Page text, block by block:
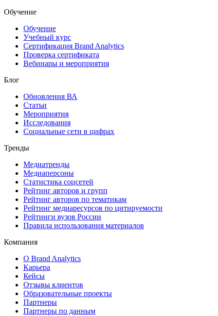
Обучение
Обучение
Учебный курс
Сертификация Brand Analytics
Проверка сертификата
Вебинары и мероприятия
Блог
Обновления ВА
Статьи
Мероприятия
Исследования
Социальные сети в цифрах
Тренды
Медиатренды
Медиаперсоны
Статистика соцсетей
Рейтинг авторов и групп
Рейтинг авторов по тематикам
Рейтинг медиаресурсов по цитируемости
Рейтинги вузов России
Правила использования материалов
Компания
О Brand Analytics
Карьера
Кейсы
Отзывы клиентов
Образовательные проекты
Партнеры
Партнеры по данным